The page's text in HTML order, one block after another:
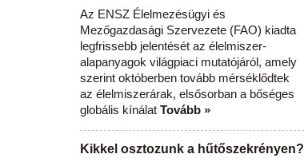
Az ENSZ Élelmezésügyi és
Mezőgazdasági Szervezete (FAO) kiadta
legfrissebb jelentését az élelmiszer-
alapanyagok világpiaci mutatójáról, amely
szerint októberben tovább mérséklődtek
az élelmiszerárak, elsősorban a bőséges
globális kínálat Tovább »
Kikkel osztozunk a hűtőszekrényen?